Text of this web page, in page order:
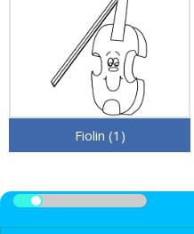
Fiolin (1)